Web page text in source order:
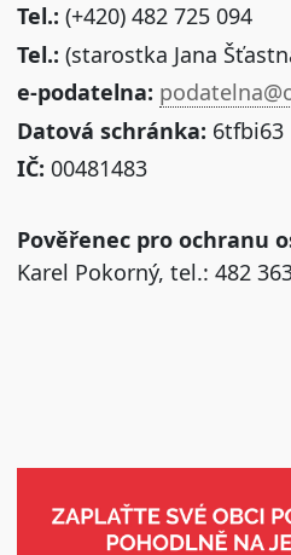
Tel.: (+420) 482 725 094
Tel.: (starostka Jana
e-podatelna:
Datová schránka: 6tfbi63
IČ: 00481483
Pověřenec pro ochranu
Karel Pokorný, tel.: 482